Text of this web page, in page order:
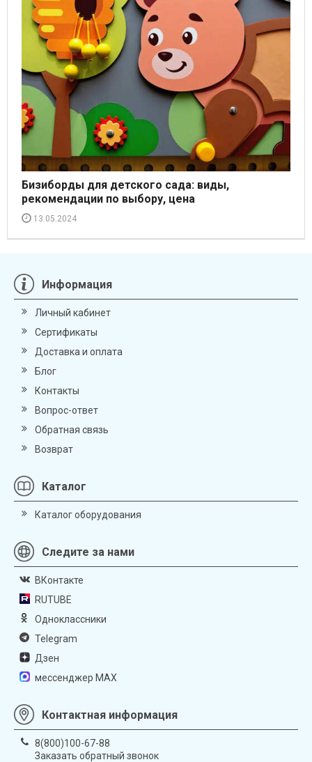
Бизиборды для детского сада: виды,
рекомендации по выбору, цена
13.05.2024
Информация
Личный кабинет
Сертификаты
Доставка и оплата
Блог
Контакты
Вопрос-ответ
Обратная связь
Возврат
Каталог
Каталог оборудования
Следите за нами
ВКонтакте
RUTUBE
Одноклассники
Telegram
Дзен
мессенджер MAX
Контактная информация
8(800)100-67-88
Заказать обратный звонок